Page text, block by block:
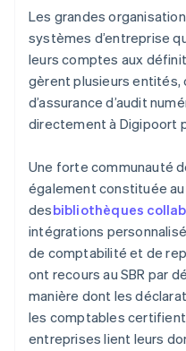
Les grandes
systèmes d’entreprise
leurs comptes aux
gèrent plusieurs entités,
d’assurance d’audit
directement à Digipoort
Une forte communauté
également constituée
desbibliothèques
intégrations
de comptabilité et de
ont recours au SBR par
manière dont les
les comptables
entreprises lient leurs